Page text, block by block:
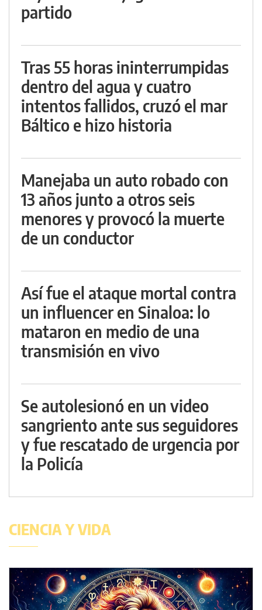
partido
Tras 55 horas ininterrumpidas
dentro del agua y cuatro
intentos fallidos, cruzó el mar
Báltico e hizo historia
Manejaba un auto robado con
13 años junto a otros seis
menores y provocó la muerte
de un conductor
Así fue el ataque mortal contra
un influencer en Sinaloa: lo
mataron en medio de una
transmisión en vivo
Se autolesionó en un video
sangriento ante sus seguidores
y fue rescatado de urgencia por
la Policía
CIENCIA Y VIDA